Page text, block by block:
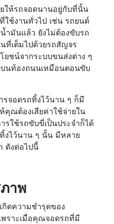
ให้รถจอดนานอยู่กับที่นั้น
ใช้งานทั่วไป เช่น รถยนต์
ำมันแล้ว ยังไม่ต้องขับรถ
ที่เต็มไปด้วยรถสัญจร
ยชน์จากระบบขนส่งต่าง ๆ
นท้องถนนเหมือนตอนขับ
รจอดรถทิ้งไว้นาน ๆ ก็มี
คุณต้องเสียค่าใช้จ่ายใน
ใช้รถขับขี่เป็นประจำก็ได้
งไว้นาน ๆ นั้น มีหลาย
ดังต่อไปนี้
าพ
ดความชำรุดของ
พราะเมื่อคุณจอดรถที่มี